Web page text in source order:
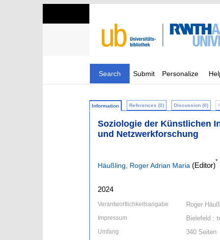
Search Submit Personalize
Information References (0) Discussion (0)
Soziologie der Künstlichen
und Netzwerkforschung
Häußling, Roger Adrian Maria (Editor)
*
2024
Verantwortlichkeitsangabe Roger
Impressum Bielefeld :
Umfang 340 Seiten